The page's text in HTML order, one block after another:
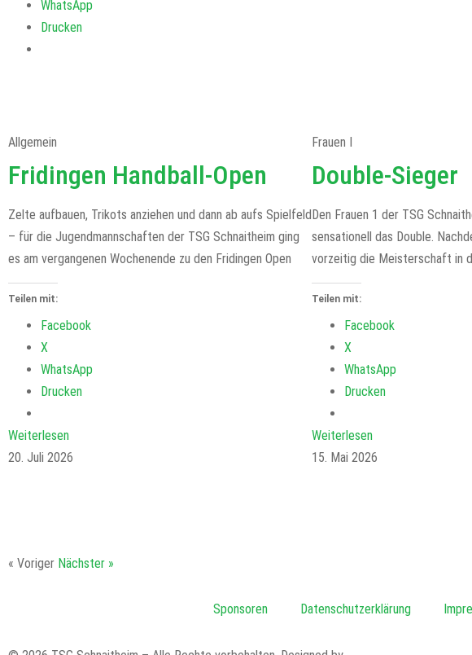
WhatsApp
Drucken
Allgemein
Fridingen Handball-Open
Zelte aufbauen, Trikots anziehen und dann ab aufs Spielfeld
– für die Jugendmannschaften der TSG Schnaitheim ging
es am vergangenen Wochenende zu den Fridingen Open
Teilen mit:
Facebook
X
WhatsApp
Drucken
Weiterlesen
20. Juli 2026
Frauen I
Double-Sieger
Den Frauen 1 der TSG
sensationell das Double.
vorzeitig die Meisterschaft in
Teilen mit:
Facebook
X
WhatsApp
Drucken
Weiterlesen
15. Mai 2026
« Voriger Nächster »
Sponsoren Datenschutzerklärung